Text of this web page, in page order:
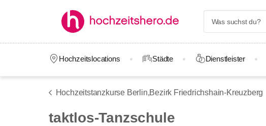
Hochzeitslocations Städte Dienstleister
Hochzeitstanzkurse Berlin,Bezirk Friedrichshain-Kreuzberg
taktlos-Tanzschule